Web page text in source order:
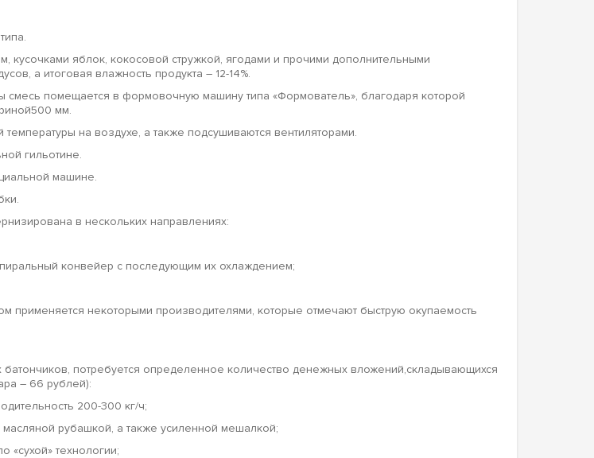
яблок, кокосовой стружкой, ягодами и прочими дополнительными
а итоговая влажность продукта – 12-14%.
помещается в формовочную машину типа «Формователь», благодаря которой
мм.
на воздухе, а также подсушиваются вентиляторами.
гильотине.
машине.
в нескольких направлениях:
конвейер с последующим их охлаждением;
применяется некоторыми производителями, которые отмечают быструю окупаемость
батончиков, потребуется определенное количество денежных вложений,складывающихся
– 66 рублей):
200-300 кг/ч;
рубашкой, а также усиленной мешалкой;
«сухой» технологии;